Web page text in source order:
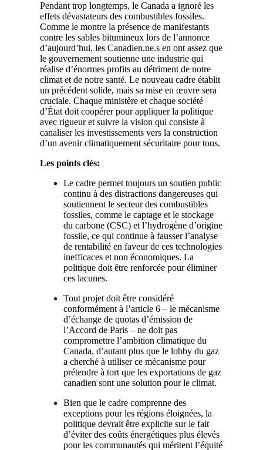
Pendant trop longtemps, le Canada a ignoré les
effets dévastateurs des combustibles fossiles.
Comme le montre la présence de manifestants
contre les sables bitumineux lors de l’annonce
d’aujourd’hui, les Canadien.ne.s en ont assez que
le gouvernement soutienne une industrie qui
réalise d’énormes profits au détriment de notre
climat et de notre santé. Le nouveau cadre établit
un précédent solide, mais sa mise en œuvre sera
cruciale. Chaque ministère et chaque société
d’État doit coopérer pour appliquer la politique
avec rigueur et suivre la vision qui consiste à
canaliser les investissements vers la construction
d’un avenir climatiquement sécuritaire pour tous.
Les points clés:
Le cadre permet toujours un soutien public
continu à des distractions dangereuses qui
soutiennent le secteur des combustibles
fossiles, comme le captage et le stockage
du carbone (CSC) et l’hydrogène d’origine
fossile, ce qui continue à fausser l’analyse
de rentabilité en faveur de ces technologies
inefficaces et non économiques. La
politique doit être renforcée pour éliminer
ces lacunes.
Tout projet doit être considéré
conformément à l’article 6 – le mécanisme
d’échange de quotas d’émission de
l’Accord de Paris – ne doit pas
compromettre l’ambition climatique du
Canada, d’autant plus que le lobby du gaz
a cherché à utiliser ce mécanisme pour
prétendre à tort que les exportations de gaz
canadien sont une solution pour le climat.
Bien que le cadre comprenne des
exceptions pour les régions éloignées, la
politique devrait être explicite sur le fait
d’éviter des coûts énergétiques plus élevés
pour les communautés qui méritent l’équité